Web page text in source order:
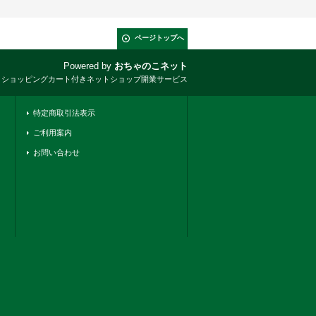
ページトップへ
Powered by おちゃのこネット
ョッピングカート付きネットショップ開業サービス
特定商取引法表示
ご利用案内
お問い合わせ